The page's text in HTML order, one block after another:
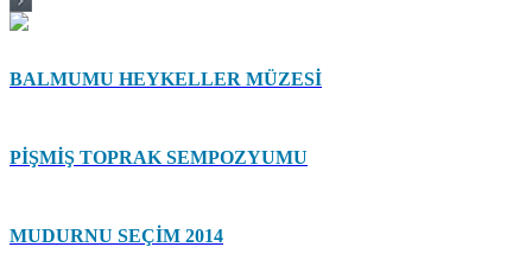
BALMUMU HEYKELLER MÜZESİ
PİŞMİŞ TOPRAK SEMPOZYUMU
MUDURNU SEÇİM 2014